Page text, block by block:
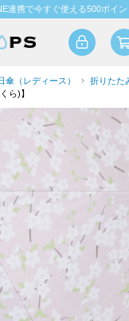
連携で今すぐ使える500ポイン
傘（レディース） 折りたた
ら)】